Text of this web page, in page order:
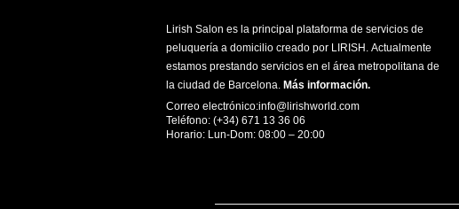
Lirish Salon es la principal plataforma de servicios de
peluquería a domicilio creado por LIRISH. Actualmente
estamos prestando servicios en el área metropolitana de
la ciudad de Barcelona. Más información.
Correo electrónico:info@lirishworld.com
Teléfono: (+34) 671 13 36 06
Horario: Lun-Dom: 08:00 – 20:00